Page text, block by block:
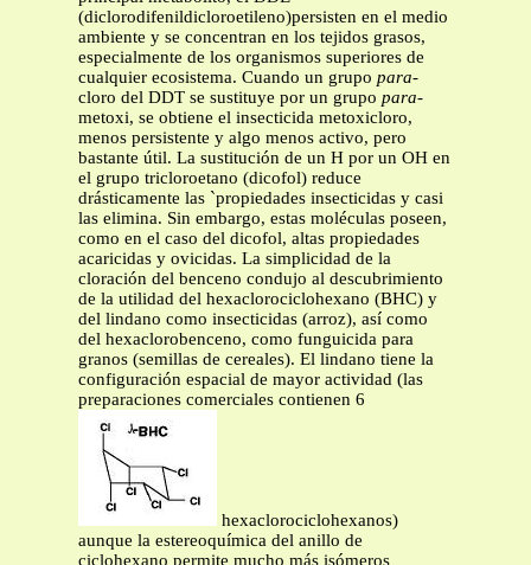
(diclorodifenildicloroetileno)persisten en el medio
ambiente y se concentran en los tejidos grasos,
especialmente de los organismos superiores de
cualquier ecosistema. Cuando un grupo para-
cloro del DDT se sustituye por un grupo para-
metoxi, se obtiene el insecticida metoxicloro,
menos persistente y algo menos activo, pero
bastante útil. La sustitución de un H por un OH en
el grupo tricloroetano (dicofol) reduce
drásticamente las `propiedades insecticidas y casi
las elimina. Sin embargo, estas moléculas poseen,
como en el caso del dicofol, altas propiedades
acaricidas y ovicidas. La simplicidad de la
cloración del benceno condujo al descubrimiento
de la utilidad del hexaclorociclohexano (BHC) y
del lindano como insecticidas (arroz), así como
del hexaclorobenceno, como funguicida para
granos (semillas de cereales). El lindano tiene la
configuración espacial de mayor actividad (las
preparaciones comerciales contienen 6
hexaclorociclohexanos)
aunque la estereoquímica del anillo de
ciclohexano permite mucho más isómeros